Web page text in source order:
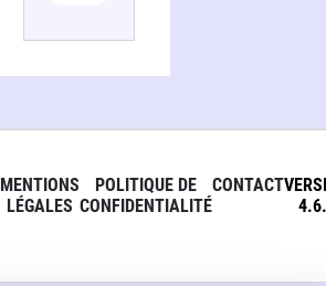
MENTIONS
LÉGALES
POLITIQUE DE
CONFIDENTIALITÉ
CONTACT